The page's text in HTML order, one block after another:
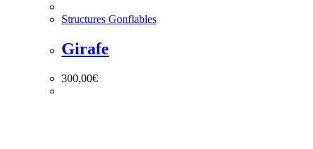
Structures Gonflables
Girafe
300,00€